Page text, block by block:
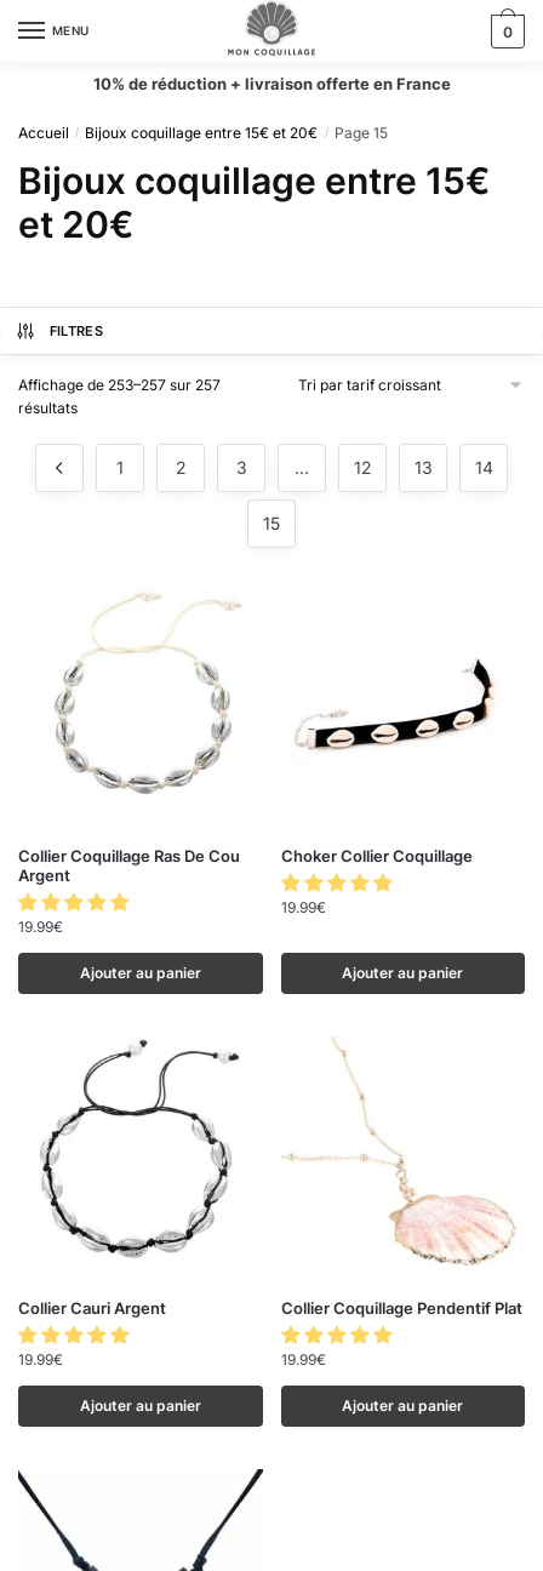
MENU 0
10% de réduction + livraison offerte en France
Accueil / Bijoux coquillage entre 15€ et 20€ / Page 15
Bijoux coquillage entre 15€
et 20€
FILTRES
Affichage de 253–257 sur 257
résultats
1 2 3 … 12 13 14
15
Collier Coquillage Ras De Cou
Argent
19.99€
Ajouter au panier
Choker Collier Coquillage
19.99€
Ajouter au panier
Collier Cauri Argent
19.99€
Ajouter au panier
Collier Coquillage Pendentif Plat
19.99€
Ajouter au panier